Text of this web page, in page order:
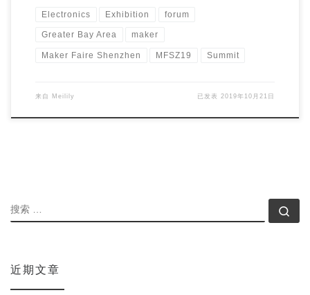
Electronics Exhibition forum
Greater Bay Area maker
Maker Faire Shenzhen MFSZ19 Summit
来自 Meilily 已发表 2019年10月21日
搜索
近期文章